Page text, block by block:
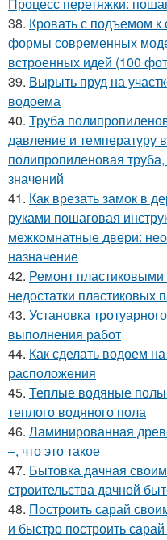
38. Кровать с подъемом к
формы современных
встроенных идей (100
39. Вырыть пруд на
водоема
40. Труба
давление и температуру
полипропиленовая
значений
41. Как врезать замок в
руками пошаговая
межкомнатные двери:
назначение
42. Ремонт
недостатки пластиковых
43. Установка
выполнения работ
44. Как сделать водоем
расположения
45. Теплые водяные полы
теплого водяного пола
46. Ламинированная
–, что это такое
47. Бытовка дачная
строительства дачной
48. Построить сарай
и быстро построить